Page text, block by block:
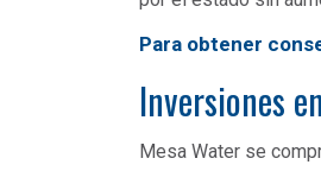
Para obtener
Inversiones
Mesa Water se